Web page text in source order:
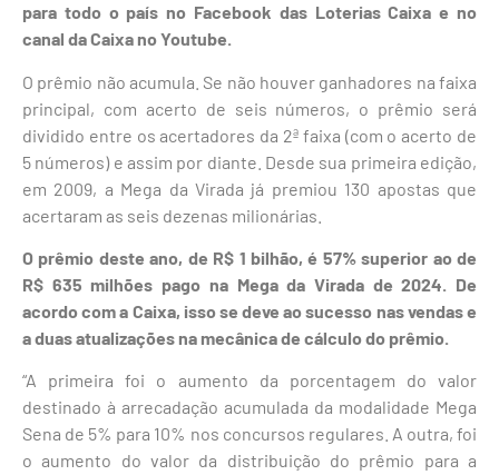
para todo o país no Facebook das Loterias Caixa e no
canal da Caixa no Youtube.
O prêmio não acumula. Se não houver ganhadores na faixa
principal, com acerto de seis números, o prêmio será
dividido entre os acertadores da 2ª faixa (com o acerto de
5 números) e assim por diante. Desde sua primeira edição,
em 2009, a Mega da Virada já premiou 130 apostas que
acertaram as seis dezenas milionárias.
O prêmio deste ano, de R$ 1 bilhão, é 57% superior ao de
R$ 635 milhões pago na Mega da Virada de 2024. De
acordo com a Caixa, isso se deve ao sucesso nas vendas e
a duas atualizações na mecânica de cálculo do prêmio.
“A primeira foi o aumento da porcentagem do valor
destinado à arrecadação acumulada da modalidade Mega
Sena de 5% para 10% nos concursos regulares. A outra, foi
o aumento do valor da distribuição do prêmio para a